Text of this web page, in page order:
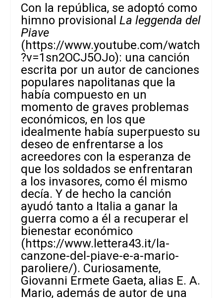
Con la república, se adoptó como
himno provisionalLa leggenda del
Piave
(https://www.youtube.com/watch
?v=1sn2OCJ5OJo): una canción
escrita por un autor de canciones
populares napolitanas que la
había compuesto en un
momento de graves problemas
económicos, en los que
idealmente había superpuesto su
deseo de enfrentarse a los
acreedores con la esperanza de
que los soldados se enfrentaran
a los invasores, como él mismo
decía. Y de hecho la canción
ayudó tanto a Italia a ganar la
guerra como a él a recuperar el
bienestar económico
(https://www.lettera43.it/la-
canzone-del-piave-e-a-mario-
paroliere/). Curiosamente,
Giovanni Ermete Gaeta, alias E. A.
Mario, además de autor de una